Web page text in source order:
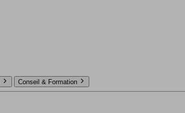
Conseil & Formation